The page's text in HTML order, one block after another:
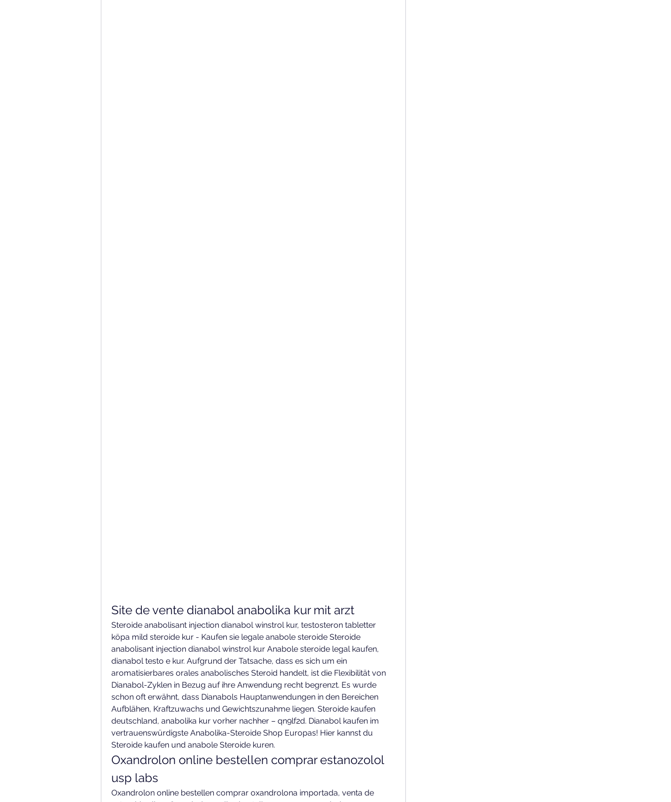
Site de vente dianabol anabolika kur mit arzt
Steroide anabolisant injection dianabol winstrol kur, testosteron tabletter
köpa mild steroide kur - Kaufen sie legale anabole steroide Steroide
anabolisant injection dianabol winstrol kur Anabole steroide legal kaufen,
dianabol testo e kur. Aufgrund der Tatsache, dass es sich um ein
aromatisierbares orales anabolisches Steroid handelt, ist die Flexibilität von
Dianabol-Zyklen in Bezug auf ihre Anwendung recht begrenzt. Es wurde
schon oft erwähnt, dass Dianabols Hauptanwendungen in den Bereichen
Aufblähen, Kraftzuwachs und Gewichtszunahme liegen. Steroide kaufen
deutschland, anabolika kur vorher nachher – qn9lf2d. Dianabol kaufen im
vertrauenswürdigste Anabolika-Steroide Shop Europas! Hier kannst du
Steroide kaufen und anabole Steroide kuren.
Oxandrolon online bestellen comprar estanozolol
usp labs
Oxandrolon online bestellen comprar oxandrolona importada, venta de